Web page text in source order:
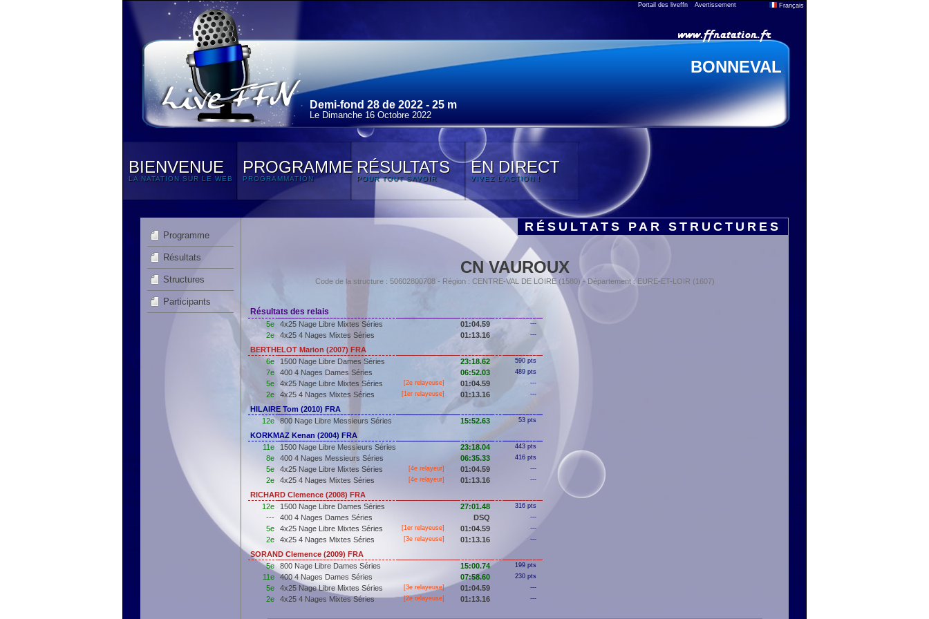
Portail des liveffn Avertissement Français
BONNEVAL
Demi-fond 28 de 2022 - 25 m
Le Dimanche 16 Octobre 2022
BIENVENUE
LA NATATION SUR LE WEB
PROGRAMME
PROGRAMMATION
RÉSULTATS
POUR TOUT SAVOIR
EN DIRECT
VIVEZ L'ACTION !
Programme
Résultats
Structures
Participants
RÉSULTATS PAR STRUCTURES
CN VAUROUX
Code de la structure : 50602800708 - Région : CENTRE-VAL DE LOIRE (1580) - Département : EURE-ET-LOIR (1607)
Résultats des relais
5e 4x25 Nage Libre Mixtes Séries 01:04.59 ---
2e 4x25 4 Nages Mixtes Séries 01:13.16 ---
BERTHELOT Marion (2007) FRA
6e
1500 Nage Libre Dames Séries 23:18.62 590 pts
7e 400 4 Nages Dames Séries 06:52.03 489 pts
5e 4x25 Nage Libre Mixtes Séries [2e relayeuse] 01:04.59 ---
2e 4x25 4 Nages Mixtes Séries [1er relayeuse] 01:13.16 ---
HILAIRE Tom (2010) FRA
12e
800 Nage Libre Messieurs Séries 15:52.63 53 pts
KORKMAZ Kenan (2004) FRA
11e
1500 Nage Libre Messieurs Séries 23:18.04 443 pts
8e 400 4 Nages Messieurs Séries 06:35.33 416 pts
5e 4x25 Nage Libre Mixtes Séries [4e relayeur] 01:04.59 ---
2e 4x25 4 Nages Mixtes Séries [4e relayeur] 01:13.16 ---
RICHARD Clemence (2008) FRA
12e
1500 Nage Libre Dames Séries 27:01.48 316 pts
--- 400 4 Nages Dames Séries DSQ ---
5e 4x25 Nage Libre Mixtes Séries [1er relayeuse] 01:04.59 ---
2e 4x25 4 Nages Mixtes Séries [3e relayeuse] 01:13.16 ---
SORAND Clemence (2009) FRA
5e
800 Nage Libre Dames Séries 15:00.74 199 pts
11e 400 4 Nages Dames Séries 07:58.60 230 pts
5e 4x25 Nage Libre Mixtes Séries [3e relayeuse] 01:04.59 ---
2e 4x25 4 Nages Mixtes Séries [2e relayeuse] 01:13.16 ---